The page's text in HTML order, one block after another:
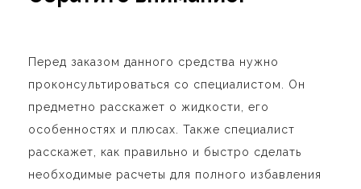
Перед заказом данного средства нужно
проконсультироваться со специалистом. Он
предметно расскажет о жидкости, его
особенностях и плюсах. Также специалист
расскажет, как правильно и быстро сделать
необходимые расчеты для полного избавления